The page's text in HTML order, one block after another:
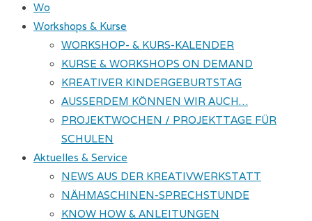
Wo
Workshops & Kurse
WORKSHOP- & KURS-KALENDER
KURSE & WORKSHOPS ON DEMAND
KREATIVER KINDERGEBURTSTAG
AUSSERDEM KÖNNEN WIR AUCH…
PROJEKTWOCHEN / PROJEKTTAGE FÜR
SCHULEN
Aktuelles & Service
NEWS AUS DER KREATIVWERKSTATT
NÄHMASCHINEN-SPRECHSTUNDE
KNOW HOW & ANLEITUNGEN